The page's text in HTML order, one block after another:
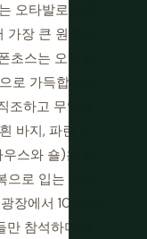
오타발로 마을
장 큰 원주민
스는 오타발
로 가득합니다
하고 무역해
바지, 파란 판
스와 숄)은 관
로 입는 것입
장에서 10분 거
참석하며 에